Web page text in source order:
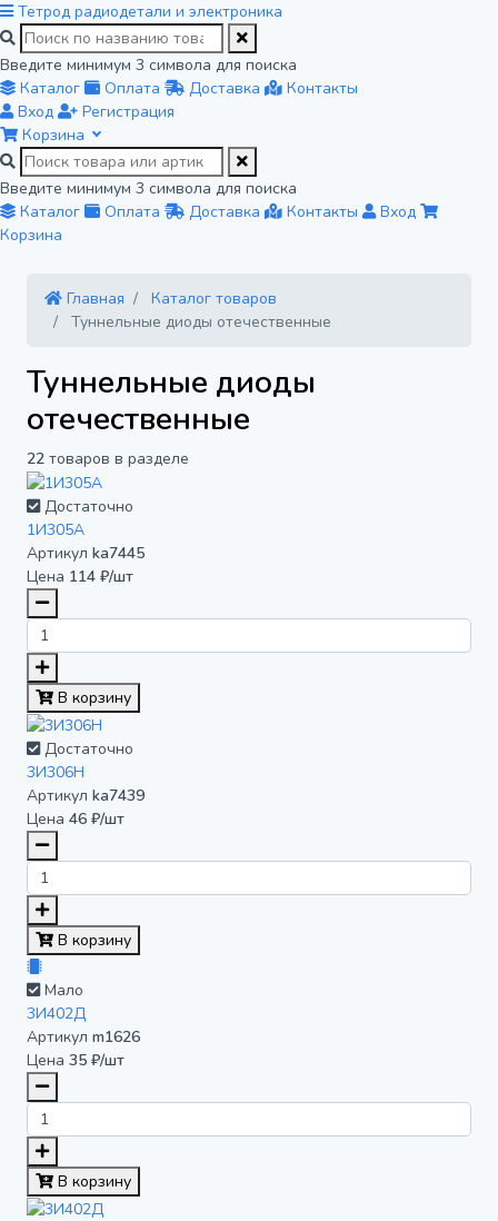
Тетрод радиодетали и электроника
Введите минимум 3 символа для поиска
Каталог
Оплата Доставка
Контакты
Вход
Регистрация
Корзина
Введите минимум 3 символа для поиска
Каталог
Оплата Доставка Контакты
Вход
Корзина
Главная
Каталог товаров
Туннельные диоды отечественные
Туннельные диоды
отечественные
22 товаров в разделе
Достаточно
1И305А
Артикул ka7445
Цена 114 ₽/шт
В корзину
Достаточно
3И306Н
Артикул ka7439
Цена 46 ₽/шт
В корзину
Мало
3И402Д
Артикул m1626
Цена 35 ₽/шт
В корзину